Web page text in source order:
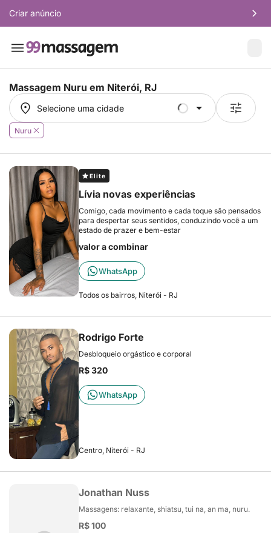
Criar anúncio
Massagem Nuru em Niterói, RJ
Selecione uma cidade
Selecione uma cidade
Nuru
Elite
Lívia novas experiências
Comigo, cada movimento e cada toque são pensados
​​para despertar seus sentidos, conduzindo você a um
estado de prazer e bem-estar
valor a combinar
WhatsApp
Todos os bairros, Niterói - RJ
Rodrigo Forte
Desbloqueio orgástico e corporal
R$ 320
WhatsApp
Centro, Niterói - RJ
Jonathan Nuss
Massagens: relaxante, shiatsu, tui na, an ma, nuru.
R$ 100